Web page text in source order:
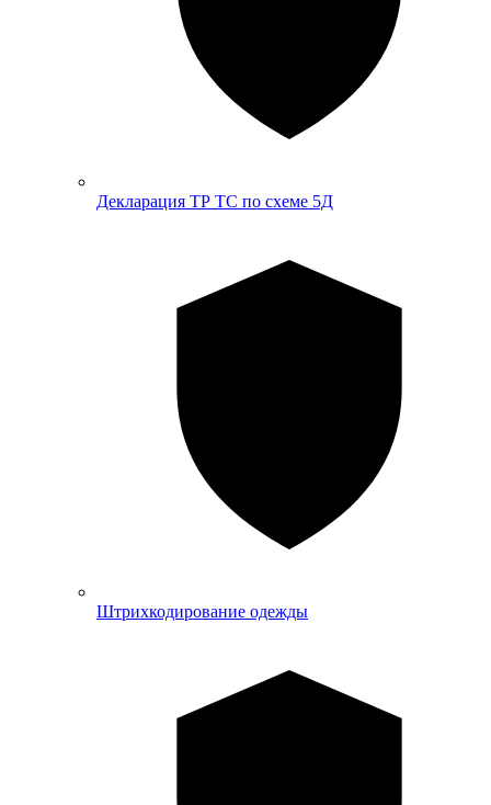
Декларация ТР ТС по схеме 5Д
Штрихкодирование одежды